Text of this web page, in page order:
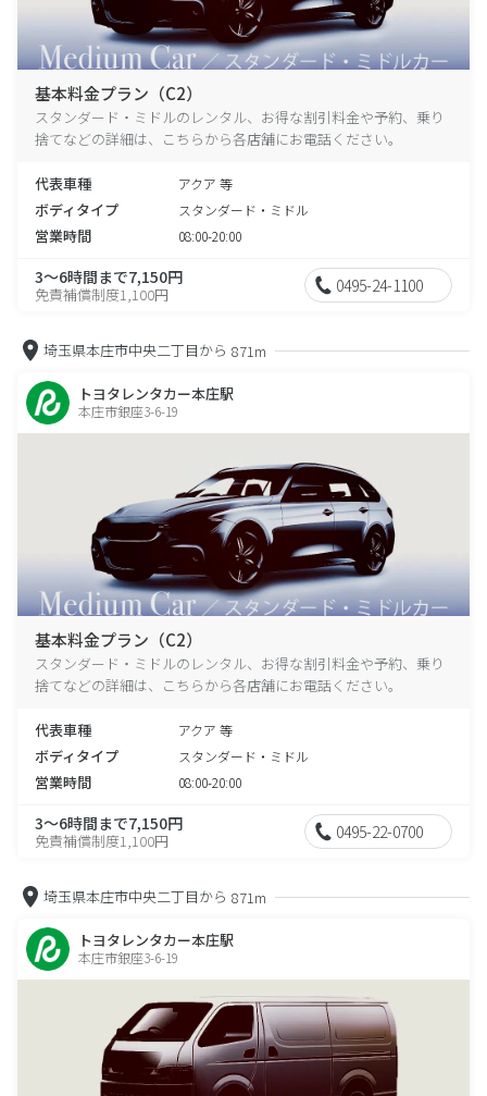
基本料金プラン（C2）
スタンダード・ミドルのレンタル、お得な割引料金や予約、乗り
捨てなどの詳細は、こちらから各店舗にお電話ください。
代表車種 アクア 等
ボディタイプ スタンダード・ミドル
営業時間 08:00-20:00
3～6時間まで7,150円
免責補償制度1,100円 0495-24-1100
埼玉県本庄市中央二丁目から 871m
トヨタレンタカー本庄駅
本庄市銀座3-6-19
基本料金プラン（C2）
スタンダード・ミドルのレンタル、お得な割引料金や予約、乗り
捨てなどの詳細は、こちらから各店舗にお電話ください。
代表車種 アクア 等
ボディタイプ スタンダード・ミドル
営業時間 08:00-20:00
3～6時間まで7,150円
免責補償制度1,100円 0495-22-0700
埼玉県本庄市中央二丁目から 871m
トヨタレンタカー本庄駅
本庄市銀座3-6-19